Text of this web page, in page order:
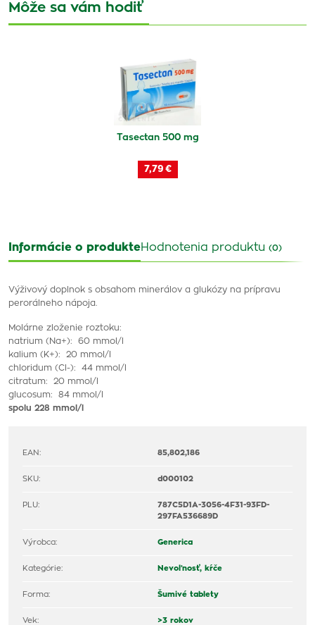
Môže sa vám hodiť
Tasectan 500 mg
7,79 €
Informácie o produkteHodnotenia produktu (0)
Výživový doplnok s obsahom minerálov a glukózy na prípravu
perorálneho nápoja.
Molárne zloženie roztoku:
natrium (Na+): 60 mmol/l
kalium (K+): 20 mmol/l
chloridum (Cl-): 44 mmol/l
citratum: 20 mmol/l
glucosum: 84 mmol/l
spolu 228 mmol/l
EAN: 85,802,186
SKU: d000102
PLU:
787C5D1A-3056-4F31-93FD-
297FA536689D
Výrobca: Generica
Kategórie: Nevoľnosť, kŕče
Forma: Šumivé tablety
Vek: >3 rokov